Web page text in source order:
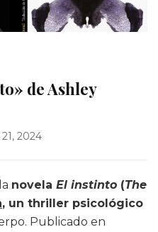
de Ashley
2024
novela El instinto (The
, un thriller psicológico
Publicado en